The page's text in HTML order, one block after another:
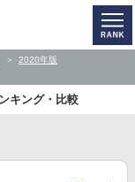
2020年版
キング・比較